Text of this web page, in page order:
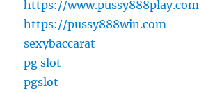
https://www.pussy888play.com
https://pussy888win.com
sexybaccarat
pg slot
pgslot